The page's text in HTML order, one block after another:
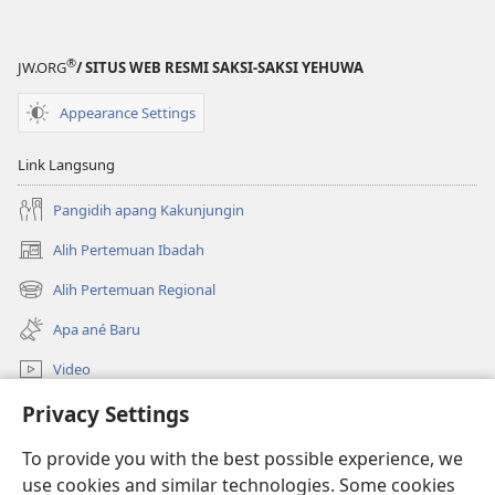
Privacy Settings
To provide you with the best possible experience, we
use cookies and similar technologies. Some cookies
JW.ORG®/ SITUS WEB RESMI SAKSI-SAKSI YEHUWA
Appearance Settings
Link Langsung
Pangidih apang Kakunjungin
Alih Pertemuan Ibadah
(opens
new
window)
Alih Pertemuan Regional
(opens
new
window)
Apa ané Baru
Video
Alih
Sumbangan
(opens